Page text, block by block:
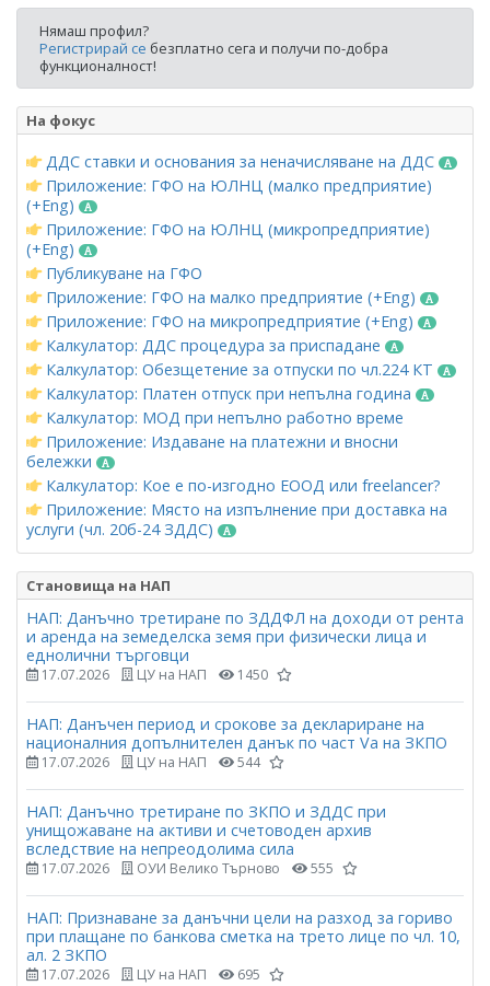
Нямаш профил?
Регистрирай се безплатно сега и получи по-добра
функционалност!
На фокус
ДДС ставки и основания за неначисляване на ДДС
Приложение: ГФО на ЮЛНЦ (малко предприятие)
(+Eng)
Приложение: ГФО на ЮЛНЦ (микропредприятие)
(+Eng)
Публикуване на ГФО
Приложение: ГФО на малко предприятие (+Eng)
Приложение: ГФО на микропредприятие (+Eng)
Калкулатор: ДДС процедура за приспадане
Калкулатор: Обезщетение за отпуски по чл.224 КТ
Калкулатор: Платен отпуск при непълна година
Калкулатор: МОД при непълно работно време
Приложение: Издаване на платежни и вносни
бележки
Калкулатор: Кое е по-изгодно ЕООД или freelancer?
Приложение: Място на изпълнение при доставка на
услуги (чл. 20б-24 ЗДДС)
Становища на НАП
НАП: Данъчно третиране по ЗДДФЛ на доходи от рента
и аренда на земеделска земя при физически лица и
еднолични търговци
17.07.2026 ЦУ на НАП 1450
НАП: Данъчен период и срокове за деклариране на
националния допълнителен данък по част Vа на ЗКПО
17.07.2026 ЦУ на НАП 544
НАП: Данъчно третиране по ЗКПО и ЗДДС при
унищожаване на активи и счетоводен архив
вследствие на непреодолима сила
17.07.2026 ОУИ Велико Търново 555
НАП: Признаване за данъчни цели на разход за гориво
при плащане по банкова сметка на трето лице по чл. 10,
ал. 2 ЗКПО
17.07.2026 ЦУ на НАП 695